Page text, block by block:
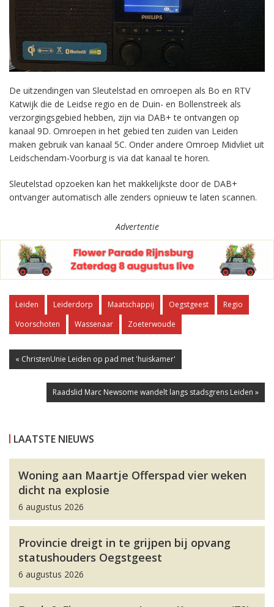
De uitzendingen van Sleutelstad en omroepen als Bo en RTV
Katwijk die de Leidse regio en de Duin- en Bollenstreek als
verzorgingsgebied hebben, zijn via DAB+ te ontvangen op
kanaal 9D. Omroepen in het gebied ten zuiden van Leiden
maken gebruik van kanaal 5C. Onder andere Omroep Midvliet uit
Leidschendam-Voorburg is via dat kanaal te horen.
Sleutelstad opzoeken kan het makkelijkste door de DAB+
ontvanger automatisch alle zenders opnieuw te laten scannen.
Advertentie
Leiden Leiderdorp Maatschappij Oegstgeest
Regio
Voorschoten
Wassenaar Zoeterwoude
« ChristenUnie Leiden op pad met 'huiskamer'
Raadslid Marc Newsome wandelt langs stadsgrens Leiden »
LAATSTE NIEUWS
Woning aan Maartje Offerspad vier weken
dicht na explosie
6 augustus 2026
Provincie dreigt in te grijpen bij opvang
statushouders Oegstgeest
6 augustus 2026